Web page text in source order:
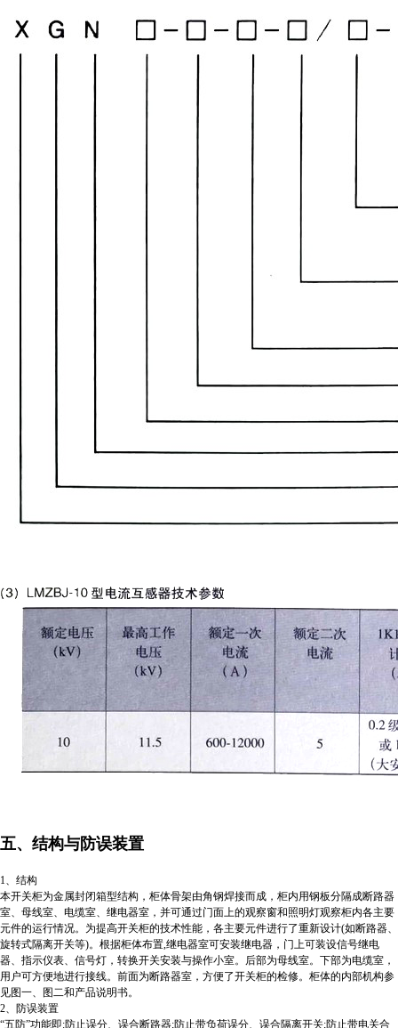
五、结构与防误装置
1、结构
本开关柜为金属封闭箱型结构，柜体骨架由角钢焊接而成，柜内用钢板分隔成断路器
室、母线室、电缆室、继电器室，并可通过门面上的观察窗和照明灯观察柜内各主要
元件的运行情况。为提高开关柜的技术性能，各主要元件进行了重新设计(如断路器、
旋转式隔离开关等)。根据柜体布置,继电器室可安装继电器，门上可装设信号继电
器、指示仪表、信号灯，转换开关安装与操作小室。后部为母线室。下部为电缆室，
用户可方便地进行接线。前面为断路器室，方便了开关柜的检修。柜体的内部机构参
见图一、图二和产品说明书。
2、防误装置
“五防”功能即:防止误分、误合断路器;防止带负荷误分、误合隔离开关;防止带电关合